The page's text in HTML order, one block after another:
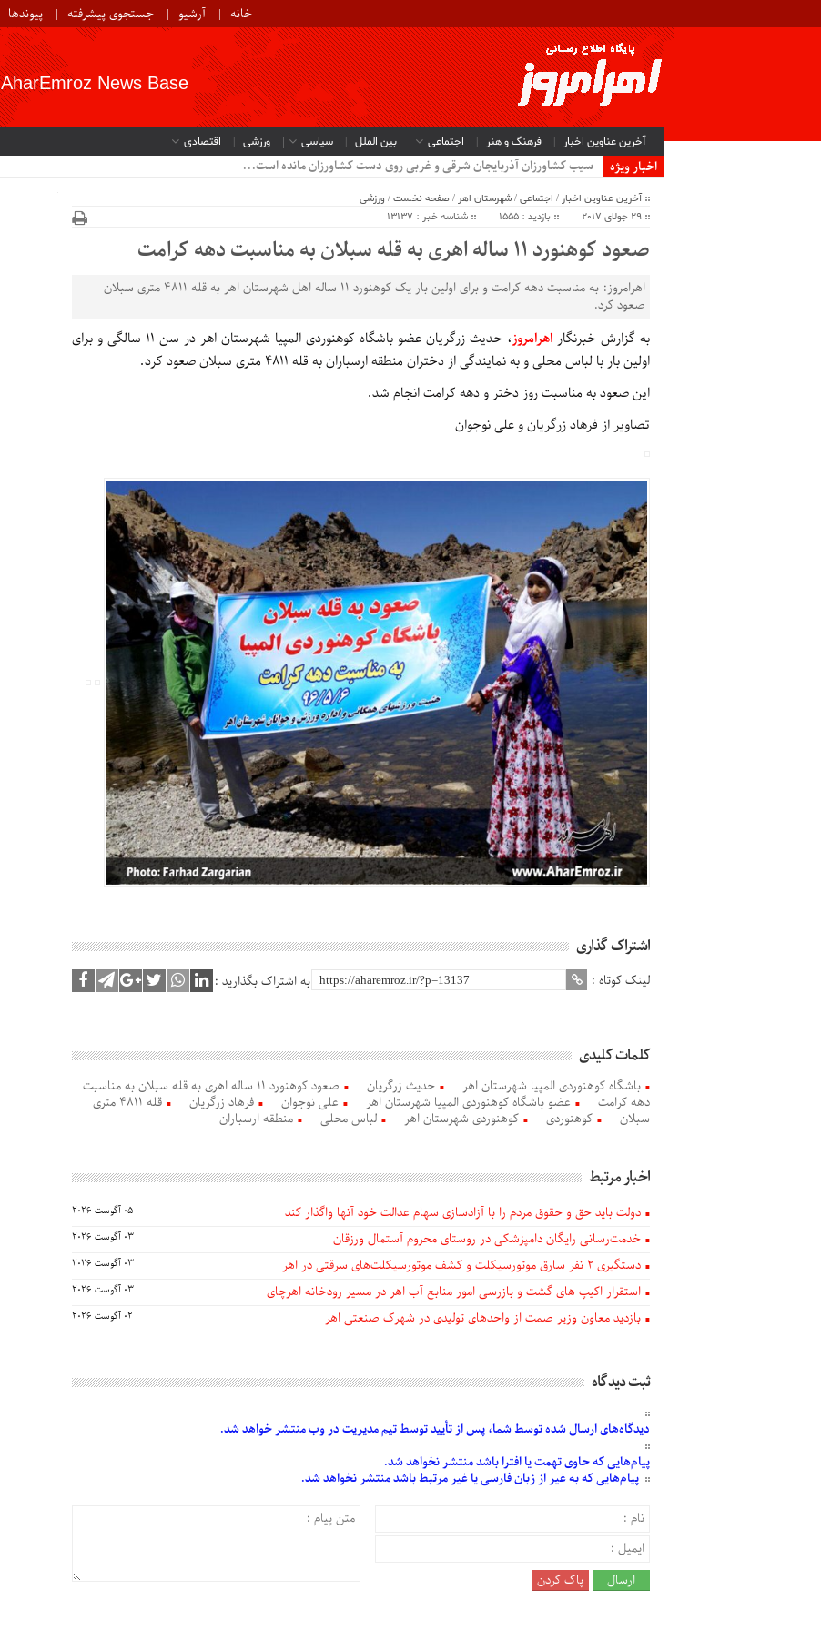
خانه آرشیو جستجوی پیشرفته پیوندها
AharEmroz News Base
آخرین عناوین اخبار فرهنگ و هنر اجتماعی بین الملل سیاسی ورزشی اقتصادی
اخبار ویژه
سیب کشاورزان آذربایجان شرقی و غربی روی دست کشاورزان مانده است...
آخرین عناوین اخبار / اجتماعی/شهرستان اهر /صفحه نخست/ ورزشی
29 جولای 2017
بازدید : 1555 شناسه خبر : 13137
صعود کوهنورد ۱۱ ساله اهری به قله سبلان به مناسبت دهه کرامت
اهرامروز: به مناسبت دهه کرامت و برای اولین بار یک کوهنورد 11 ساله اهل شهرستان اهر به قله ۴۸۱۱ متری سبلان
صعود کرد.
به گزارش خبرنگاراهرامروز
، حدیث زرگریان عضو باشگاه کوهنوردی المپیا شهرستان اهر در سن ۱۱ سالگی و برای
اولین بار با لباس محلی و به نمایندگی از دختران منطقه ارسباران به قله ۴۸۱۱ متری سبلان صعود کرد.
این صعود به مناسبت روز دختر و دهه کرامت انجام شد.
تصاویر از فرهاد زرگریان و علی نوجوان
اشتراک گذاری
لینک کوتاه : به اشتراک بگذارید :
کلمات کلیدی
باشگاه کوهنوردی المپیا شهرستان اهر حدیث زرگریان
صعود کوهنورد ۱۱ ساله اهری به قله سبلان به مناسبت
دهه کرامت
عضو باشگاه کوهنوردی المپیا شهرستان اهر علی نوجوان فرهاد زرگریان
قله ۴۸۱۱ متری
سبلان
کوهنوردی کوهنوردی شهرستان اهر لباس محلی منطقه ارسباران
اخبار مرتبط
دولت باید حق و حقوق مردم را با آزادسازی سهام عدالت خود آنها واگذار کند 05 آگوست 2026
خدمت‌رسانی رایگان دامپزشکی در روستای محروم آستمال ورزقان 03 آگوست 2026
دستگيری ۲ نفر سارق موتورسیکلت و کشف موتورسیکلت‌های سرقتی در اهر 03 آگوست 2026
استقرار اکیپ های گشت و بازرسی امور منابع آب اهر در مسیر رودخانه اهرچای 03 آگوست 2026
بازدید معاون وزیر صمت از واحدهای تولیدی در شهرک صنعتی اهر 02 آگوست 2026
ثبت دیدگاه
دیدگاه‌هایارسالشدهتوسط شما، پس از تأییدتوسط تیم مدیریت در وب منتشر خواهد شد.
پیام‌هاییکه حاوی تهمت یا افترا باشد منتشر نخواهد شد.
پیام‌هاییکه به غیر از زبان فارسی یا غیر مرتبط باشد منتشر نخواهد شد.